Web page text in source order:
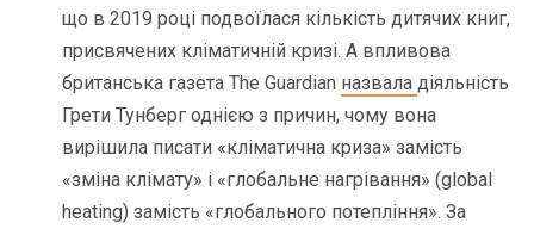
що в 2019 році подвоїлася кількість дитячих книг,
присвячених кліматичній кризі. А впливова
британська газета The Guardian назваладіяльність
Грети Тунберг однією з причин, чому вона
вирішила писати «кліматична криза» замість
«зміна клімату» і «глобальне нагрівання» (global
heating) замість «глобального потепління». За